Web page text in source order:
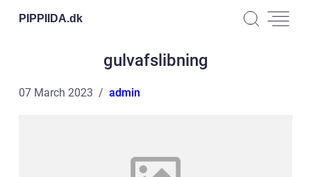
PIPPIIDA.dk
gulvafslibning
07 March 2023 admin